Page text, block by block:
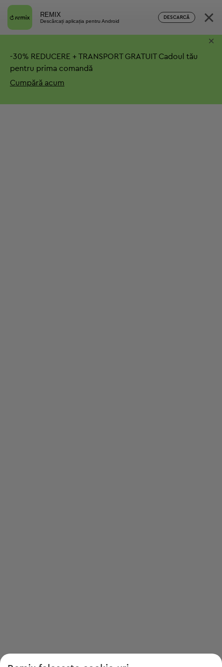
REMIX
Descărcați aplicația pentru Android
DESCARCĂ ×
-30% REDUCERE + TRANSPORT GRATUITCadoul tău
pentru prima comandă
Cumpără acum
×